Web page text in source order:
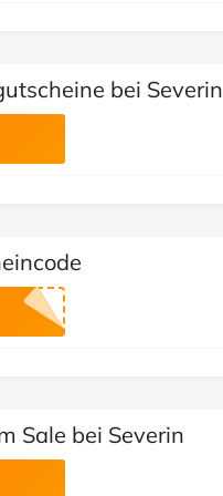
bei Severin
Sale bei Severin